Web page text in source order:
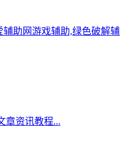
辅助网游戏辅助,绿色破解辅
章资讯教程...